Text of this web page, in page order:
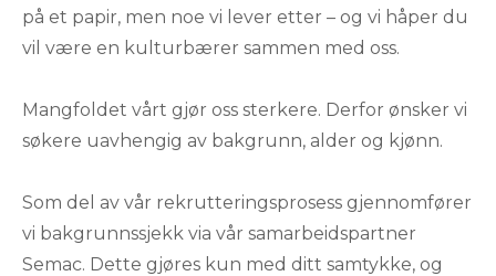
på et papir, men noe vi lever etter – og vi håper du
vil være en kulturbærer sammen med oss.
Mangfoldet vårt gjør oss sterkere. Derfor ønsker vi
søkere uavhengig av bakgrunn, alder og kjønn.
Som del av vår rekrutteringsprosess gjennomfører
vi bakgrunnssjekk via vår samarbeidspartner
Semac. Dette gjøres kun med ditt samtykke, og